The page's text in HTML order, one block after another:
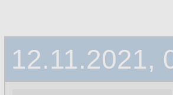
12.11.2021,